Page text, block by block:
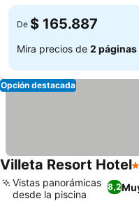
De $ 165.887
Mira precios de 2 páginas
Opción destacada
Villeta Resort Hotel
8,2
Vistas panorámicas
desde la piscina